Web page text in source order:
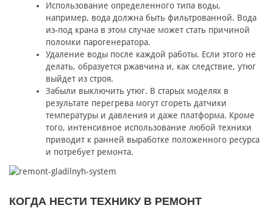
Использование определенного типа воды,
например, вода должна быть фильтрованной. Вода
из-под крана в этом случае может стать причиной
поломки парогенератора.
Удаление воды после каждой работы. Если этого не
делать, образуется ржавчина и, как следствие, утюг
выйдет из строя.
Забыли выключить утюг. В старых моделях в
результате перегрева могут сгореть датчики
температуры и давления и даже платформа. Кроме
того, интенсивное использование любой техники
приводит к ранней выработке положенного ресурса
и потребует ремонта.
КОГДА НЕСТИ ТЕХНИКУ В РЕМОНТ